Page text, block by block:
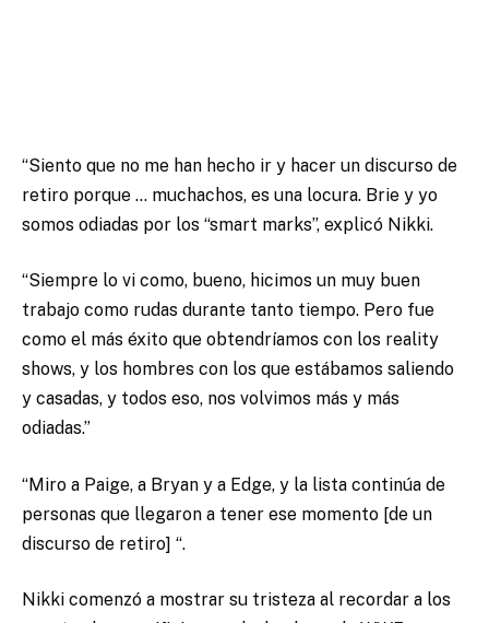
“Siento que no me han hecho ir y hacer un discurso de
retiro porque … muchachos, es una locura. Brie y yo
somos odiadas por los “smart marks”, explicó Nikki.
“Siempre lo vi como, bueno, hicimos un muy buen
trabajo como rudas durante tanto tiempo. Pero fue
como el más éxito que obtendríamos con los reality
shows, y los hombres con los que estábamos saliendo
y casadas, y todos eso, nos volvimos más y más
odiadas.”
“Miro a Paige, a Bryan y a Edge, y la lista continúa de
personas que llegaron a tener ese momento [de un
discurso de retiro] “.
Nikki comenzó a mostrar su tristeza al recordar a los